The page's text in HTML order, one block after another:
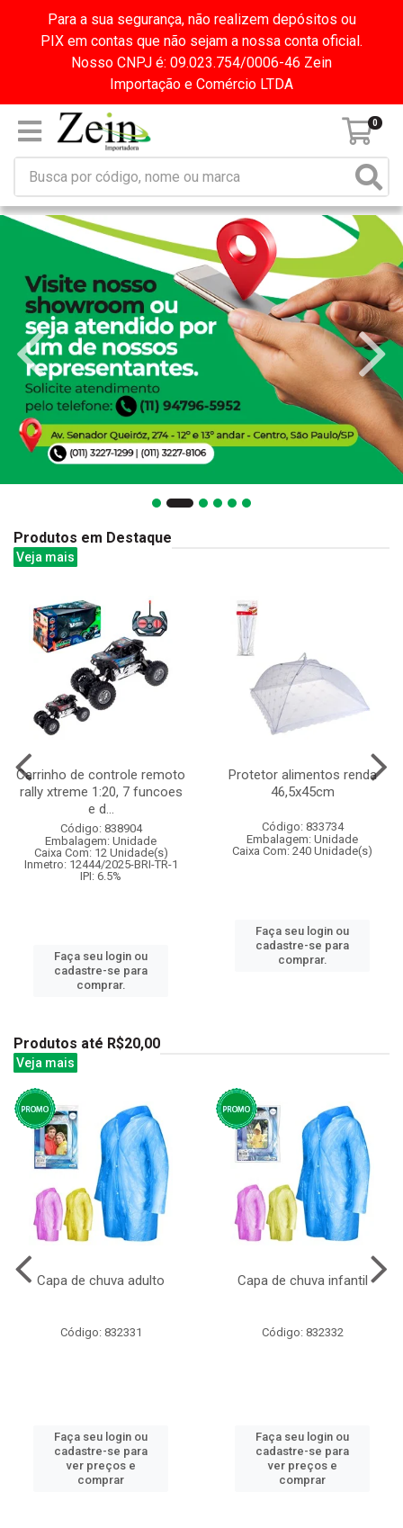
Para a sua segurança, não realizem depósitos ou
PIX em contas que não sejam a nossa conta oficial.
Nosso CNPJ é: 09.023.754/0006-46 Zein
Importação e Comércio LTDA
0
Produtos em Destaque
Veja mais
Carrinho de controle remoto
rally xtreme 1:20, 7 funcoes
e d...
Código: 838904
Embalagem: Unidade
Caixa Com: 12 Unidade(s)
Inmetro: 12444/2025-BRI-TR-1
IPI: 6.5%
Faça seu login ou
cadastre-se para
comprar.
Protetor alimentos renda
46,5x45cm
Código: 833734
Embalagem: Unidade
Caixa Com: 240 Unidade(s)
Faça seu login ou
cadastre-se para
comprar.
Produtos até R$20,00
Veja mais
Capa de chuva adulto
Código: 832331
Faça seu login ou
cadastre-se para
ver preços e
comprar
Capa de chuva infantil
Código: 832332
Faça seu login ou
cadastre-se para
ver preços e
comprar